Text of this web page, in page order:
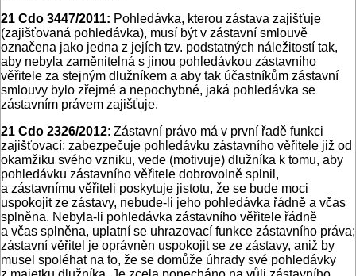
21 Cdo 3447/2011: Pohledávka, kterou zástava zajišťuje
(zajišťovaná pohledávka), musí být v zástavní smlouvě
označena jako jedna z jejích tzv. podstatných náležitostí tak,
aby nebyla zaměnitelná s jinou pohledávkou zástavního
věřitele za stejným dlužníkem a aby tak účastníkům zástavní
smlouvy bylo zřejmé a nepochybné, jaká pohledávka se
zástavním právem zajišťuje.
21 Cdo 2326/2012: Zástavní právo má v první řadě funkci
zajišťovací; zabezpečuje pohledávku zástavního věřitele již od
okamžiku svého vzniku, vede (motivuje) dlužníka k tomu, aby
pohledávku zástavního věřitele dobrovolně splnil,
a zástavnímu věřiteli poskytuje jistotu, že se bude moci
uspokojit ze zástavy, nebude-li jeho pohledávka řádně a včas
splněna. Nebyla-li pohledávka zástavního věřitele řádně
a včas splněna, uplatní se uhrazovací funkce zástavního práva;
zástavní věřitel je oprávněn uspokojit se ze zástavy, aniž by
musel spoléhat na to, že se domůže úhrady své pohledávky